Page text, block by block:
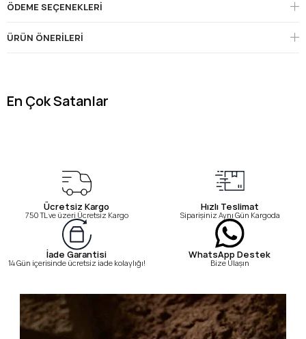
ÖDEME SEÇENEKLERI
ÜRÜN ÖNERILERI
En Çok Satanlar
Ücretsiz Kargo
750 TL ve üzeri Ücretsiz Kargo
Hızlı Teslimat
Siparişiniz Aynı Gün Kargoda
İade Garantisi
14 Gün içerisinde ücretsiz iade kolaylığı!
WhatsApp Destek
Bize Ulaşın